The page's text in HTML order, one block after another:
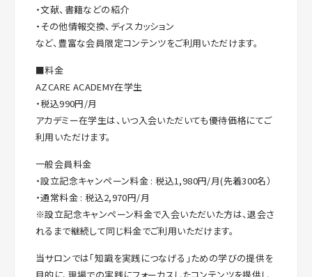
・文献、書籍などの紹介
・その他情報交換、ディスカッション
など、豊富な会員限定コンテンツをご利用いただけます。
■料金
AZCARE ACADEMY在学生
・税込990円/月
アカデミー在学生は、いつ入会いただいても優待価格にてご
利用いただけます。
一般会員料金
・設立記念キャンペーン料金 : 税込1,980円/月(先着300名）
・通常料金 : 税込2,970円/月
※設立記念キャンペーン料金で入会いただいた方は、退会さ
れるまで継続して同じ料金でご利用いただけます。
当サロンでは「知識を実践につなげる」ための学びの提供を